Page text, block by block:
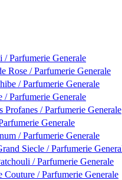
Parfumerie Generale
Rose / Parfumerie Generale
/ Parfumerie Generale
Parfumerie Generale
/ Parfumerie Generale
Generale
/ Parfumerie Generale
Siecle / Parfumerie
/ Parfumerie Generale
/ Parfumerie Generale